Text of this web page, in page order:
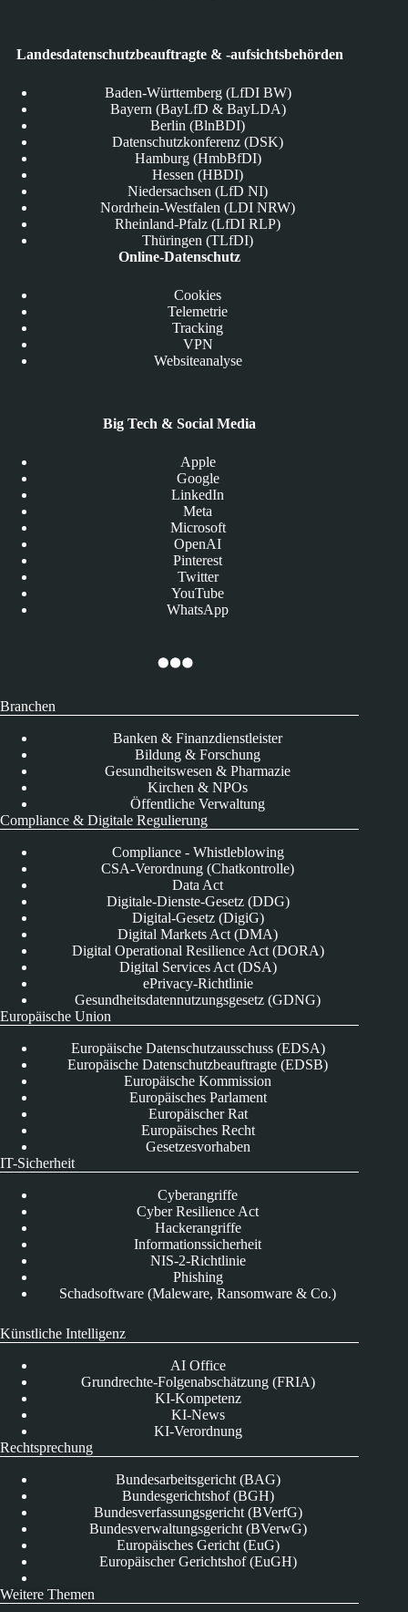
Landesdatenschutzbeauftragte & -aufsichtsbehörden
Baden-Württemberg (LfDI BW)
Bayern (BayLfD & BayLDA)
Berlin (BlnBDI)
Datenschutzkonferenz (DSK)
Hamburg (HmbBfDI)
Hessen (HBDI)
Niedersachsen (LfD NI)
Nordrhein-Westfalen (LDI NRW)
Rheinland-Pfalz (LfDI RLP)
Thüringen (TLfDI)
Online-Datenschutz
Cookies
Telemetrie
Tracking
VPN
Websiteanalyse
Big Tech & Social Media
Apple
Google
LinkedIn
Meta
Microsoft
OpenAI
Pinterest
Twitter
YouTube
WhatsApp
Branchen
Banken & Finanzdienstleister
Bildung & Forschung
Gesundheitswesen & Pharmazie
Kirchen & NPOs
Öffentliche Verwaltung
Compliance & Digitale Regulierung
Compliance - Whistleblowing
CSA-Verordnung (Chatkontrolle)
Data Act
Digitale-Dienste-Gesetz (DDG)
Digital-Gesetz (DigiG)
Digital Markets Act (DMA)
Digital Operational Resilience Act (DORA)
Digital Services Act (DSA)
ePrivacy-Richtlinie
Gesundheitsdatennutzungsgesetz (GDNG)
Europäische Union
Europäische Datenschutzausschuss (EDSA)
Europäische Datenschutzbeauftragte (EDSB)
Europäische Kommission
Europäisches Parlament
Europäischer Rat
Europäisches Recht
Gesetzesvorhaben
IT-Sicherheit
Cyberangriffe
Cyber Resilience Act
Hackerangriffe
Informationssicherheit
NIS-2-Richtlinie
Phishing
Schadsoftware (Maleware, Ransomware & Co.)
Künstliche Intelligenz
AI Office
Grundrechte-Folgenabschätzung (FRIA)
KI-Kompetenz
KI-News
KI-Verordnung
Rechtsprechung
Bundesarbeitsgericht (BAG)
Bundesgerichtshof (BGH)
Bundesverfassungsgericht (BVerfG)
Bundesverwaltungsgericht (BVerwG)
Europäisches Gericht (EuG)
Europäischer Gerichtshof (EuGH)
Weitere Themen